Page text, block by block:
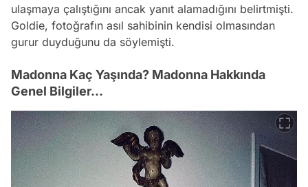
ulaşmaya çalıştığını ancak yanıt alamadığını belirtmişti.
Goldie, fotoğrafın asıl sahibinin kendisi olmasından
gurur duyduğunu da söylemişti.
Madonna Kaç Yaşında? Madonna Hakkında
Genel Bilgiler...